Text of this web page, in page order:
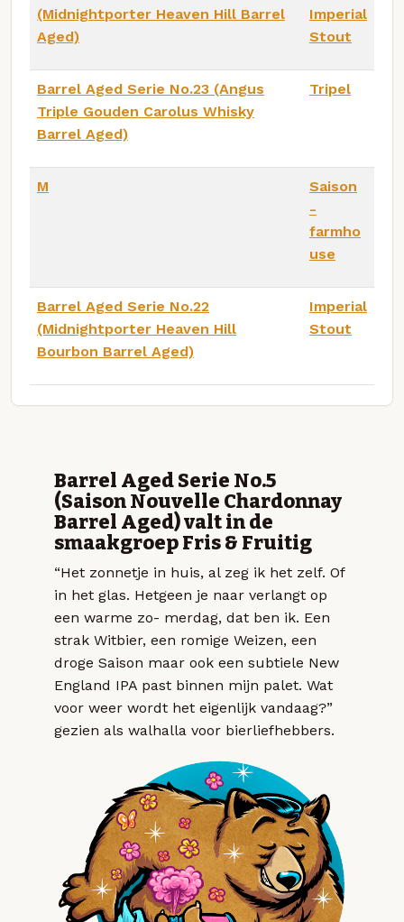
(Midnightporter Heaven Hill Barrel
Aged)
Imperial
Stout
Barrel Aged Serie No.23 (Angus
Triple Gouden Carolus Whisky
Barrel Aged)
Tripel
M
Saison
-
farmho
use
Barrel Aged Serie No.22
(Midnightporter Heaven Hill
Bourbon Barrel Aged)
Imperial
Stout
Barrel Aged Serie No.5
(Saison Nouvelle Chardonnay
Barrel Aged) valt in de
smaakgroep Fris & Fruitig
“Het zonnetje in huis, al zeg ik het zelf. Of
in het glas. Hetgeen je naar verlangt op
een warme zo- merdag, dat ben ik. Een
strak Witbier, een romige Weizen, een
droge Saison maar ook een subtiele New
England IPA past binnen mijn palet. Wat
voor weer wordt het eigenlijk vandaag?”
gezien als walhalla voor bierliefhebbers.